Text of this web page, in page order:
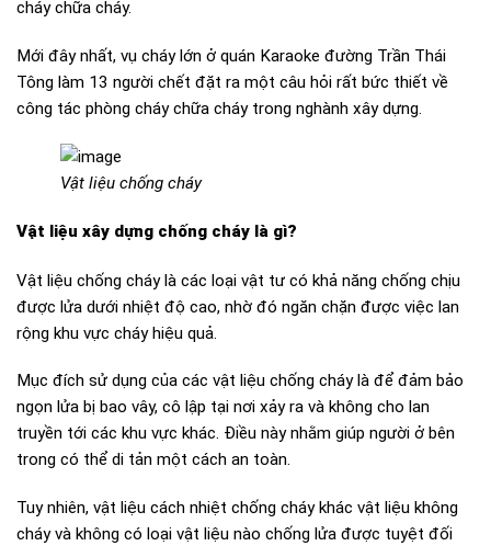
cháy chữa cháy.
Mới đây nhất, vụ cháy lớn ở quán Karaoke đường Trần Thái
Tông làm 13 người chết đặt ra một câu hỏi rất bức thiết về
công tác phòng cháy chữa cháy trong nghành xây dựng.
Vật liệu chống cháy
Vật liệu xây dựng chống cháy là gì?
Vật liệu chống cháy là các loại vật tư có khả năng chống chịu
được lửa dưới nhiệt độ cao, nhờ đó ngăn chặn được việc lan
rộng khu vực cháy hiệu quả.
Mục đích sử dụng của các vật liệu chống cháy là để đảm bảo
ngọn lửa bị bao vây, cô lập tại nơi xảy ra và không cho lan
truyền tới các khu vực khác. Điều này nhằm giúp người ở bên
trong có thể di tản một cách an toàn.
Tuy nhiên, vật liệu cách nhiệt chống cháy khác vật liệu không
cháy và không có loại vật liệu nào chống lửa được tuyệt đối